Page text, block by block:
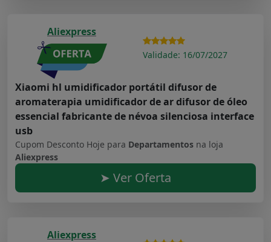
Aliexpress
Validade: 16/07/2027
Xiaomi hl umidificador portátil difusor de
aromaterapia umidificador de ar difusor de óleo
essencial fabricante de névoa silenciosa interface
usb
Cupom Desconto Hoje para Departamentos na loja
Aliexpress
➤ Ver Oferta
Aliexpress